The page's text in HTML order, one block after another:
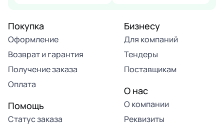
Покупка
Оформление
Возврат и гарантия
Получение заказа
Оплата
Помощь
Статус заказа
Бизнесу
Для компаний
Тендеры
Поставщикам
О нас
О компании
Реквизиты